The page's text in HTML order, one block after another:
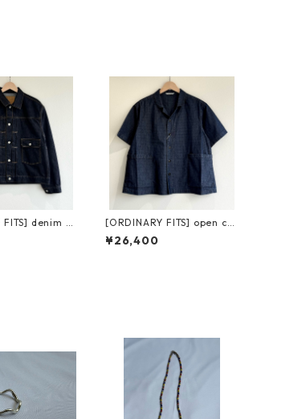
FITS] denim ty
オーディ
デニムタイ
[ORDINARY FITS] open col
lar S/S shirts ripstop オー
ディナリーフィッツ オープ
¥26,400